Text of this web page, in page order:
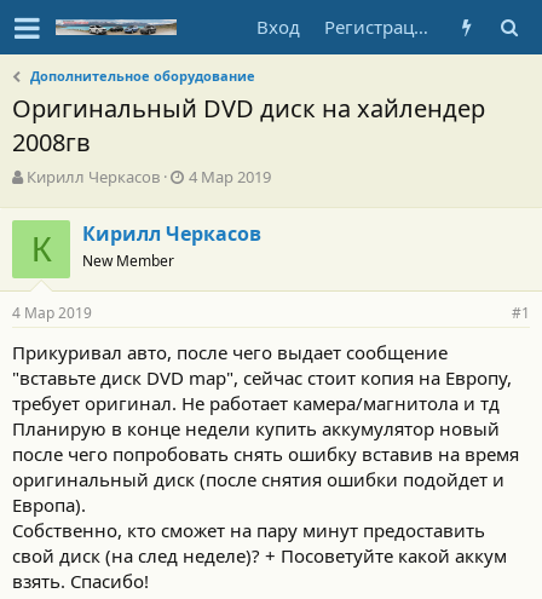
Вход Регистрация
Дополнительное оборудование
Оригинальный DVD диск на хайлендер
2008гв
А
т
о
р
т
е
м
ы
Кирилл Черкасов
Д
а
а
л
а
4 Мар 2019
К Кирилл Черкасов
New Member
4 Мар 2019 #1
Прикуривал авто, после чего выдает сообщение
"вставьте диск DVD map", сейчас стоит копия на Европу,
требует оригинал. Не работает камера/магнитола и тд
Планирую в конце недели купить аккумулятор новый
после чего попробовать снять ошибку вставив на время
оригинальный диск (после снятия ошибки подойдет и
Европа).
Собственно, кто сможет на пару минут предоставить
свой диск (на след неделе)? + Посоветуйте какой аккум
взять. Спасибо!